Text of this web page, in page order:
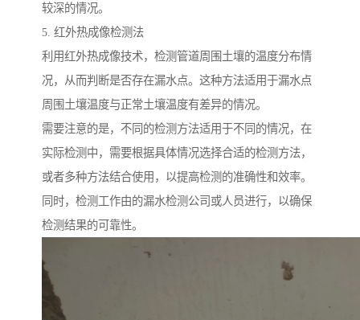
较深的情况。
5. 红外热成像检测法
利用红外热成像技术，检测管道周围土壤的温度分布情
况，从而判断是否存在漏水点。这种方法适用于漏水点
周围土壤温度与正常土壤温度有差异的情况。
需要注意的是，不同的检测方法适用于不同的情况，在
实际检测中，需要根据具体情况选择合适的检测方法，
或者多种方法结合使用，以提高检测的准确性和效率。
同时，检测工作由的漏水检测公司或人员进行，以确保
检测结果的可靠性。